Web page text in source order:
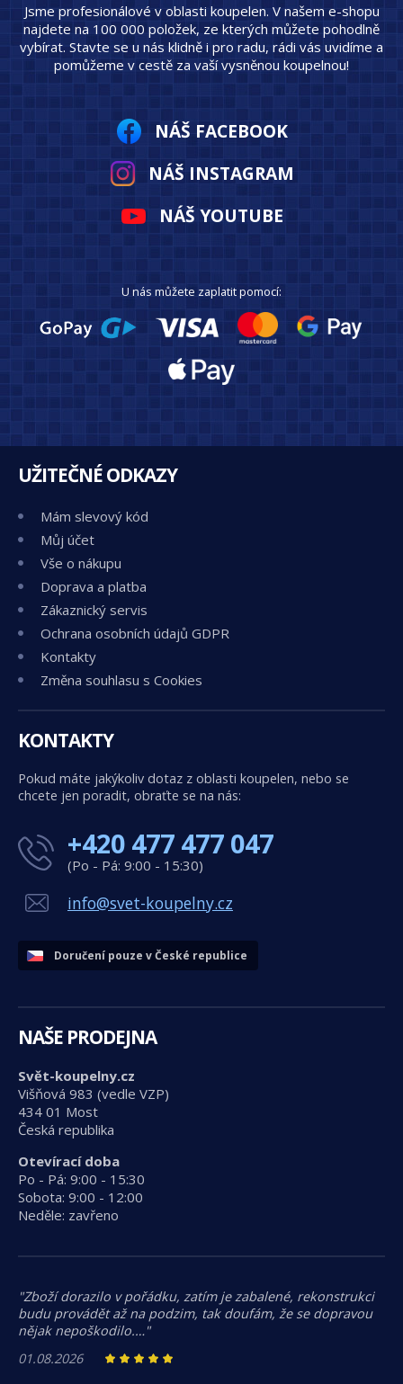
Jsme profesionálové v oblasti koupelen. V našem e-shopu
najdete na 100 000 položek, ze kterých můžete pohodlně
vybírat. Stavte se u nás klidně i pro radu, rádi vás uvidíme a
pomůžeme v cestě za vaší vysněnou koupelnou!
NÁŠ FACEBOOK
NÁŠ INSTAGRAM
NÁŠ YOUTUBE
U nás můžete zaplatit pomocí:
UŽITEČNÉ ODKAZY
Mám slevový kód
Můj účet
Vše o nákupu
Doprava a platba
Zákaznický servis
Ochrana osobních údajů GDPR
Kontakty
Změna souhlasu s Cookies
KONTAKTY
Pokud máte jakýkoliv dotaz z oblasti koupelen, nebo se
chcete jen poradit, obraťte se na nás:
+420 477 477 047
(Po - Pá: 9:00 - 15:30)
info@svet-koupelny.cz
Doručení pouze v České republice
NAŠE PRODEJNA
Svět-koupelny.cz
Višňová 983 (vedle VZP)
434 01 Most
Česká republika
Otevírací doba
Po - Pá: 9:00 - 15:30
Sobota: 9:00 - 12:00
Neděle: zavřeno
"Zboží dorazilo v pořádku, zatím je zabalené, rekonstrukci
budu provádět až na podzim, tak doufám, že se dopravou
nějak nepoškodilo.…"
01.08.2026